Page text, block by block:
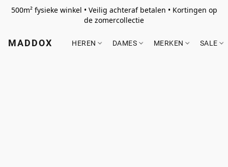
500m² fysieke winkel • Veilig achteraf betalen • Kortingen op
de zomercollectie
MADDOX HEREN DAMES MERKEN SALE